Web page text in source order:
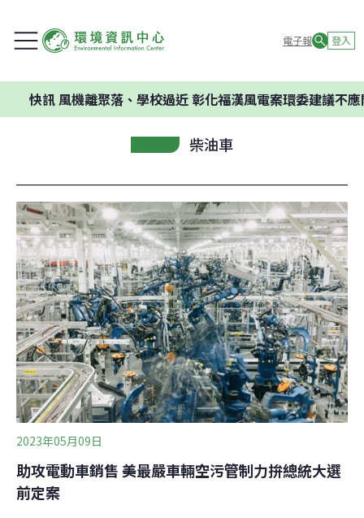
電子報 登入
風機離聚落、學校過近 彰化福漢風電案環委建議不應開發
柴油車
2023年05月09日
助攻電動車銷售 美最嚴車輛空污管制力拚總統大選
前定案